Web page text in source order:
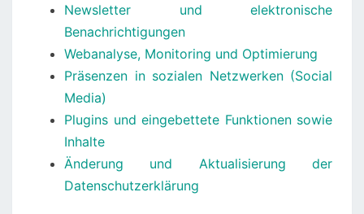
Newsletter und elektronische
Benachrichtigungen
Webanalyse, Monitoring und Optimierung
Präsenzen in sozialen Netzwerken (Social
Media)
Plugins und eingebettete Funktionen sowie
Inhalte
Änderung und Aktualisierung der
Datenschutzerklärung